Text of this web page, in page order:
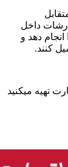
داخل
دهد و
کنند.
تهیه میکنید